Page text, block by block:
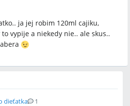
ja jej robim 120ml cajiku,
vypije a niekedy nie.. ale skus..
dieťatka 1